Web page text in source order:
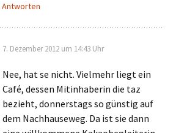
Antworten
7. Dezember 2012 um 14:43 Uhr
Nee, hat se nicht. Vielmehr liegt ein
Café, dessen Mitinhaberin die taz
bezieht, donnerstags so günstig auf
dem Nachhauseweg. Da ist sie dann